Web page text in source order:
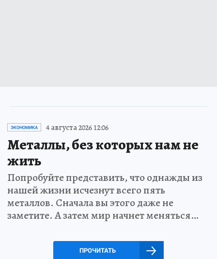
ЭКОНОМИКА 4 августа 2026 12:06
Металлы, без которых нам не
жить
Попробуйте представить, что однажды из
нашей жизни исчезнут всего пять
металлов. Сначала вы этого даже не
заметите. А затем мир начнет меняться…
ПРОЧИТАТЬ